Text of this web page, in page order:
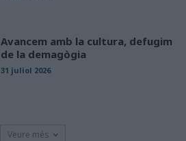
Avancem amb la cultura, defugim
de la demagògia
31 juliol 2026
Veure més